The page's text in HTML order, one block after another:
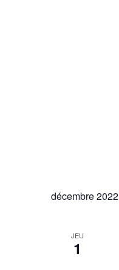
décembre 2022
JEU
1